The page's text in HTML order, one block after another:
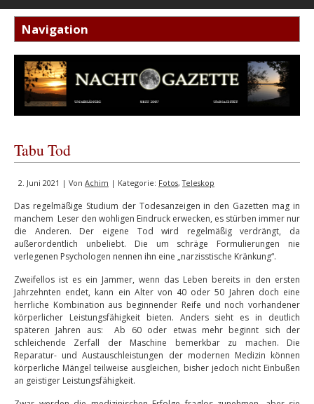
Tabu Tod
2. Juni 2021 | Von Achim | Kategorie: Fotos,Teleskop
Das regelmäßige Studium der Todesanzeigen in den Gazetten mag in
manchem Leser den wohligen Eindruck erwecken, es stürben immer nur
die Anderen. Der eigene Tod wird regelmäßig verdrängt, da
außerordentlich unbeliebt. Die um schräge Formulierungen nie
verlegenen Psychologen nennen ihn eine „narzisstische Kränkung“.
Zweifellos ist es ein Jammer, wenn das Leben bereits in den ersten
Jahrzehnten endet, kann ein Alter von 40 oder 50 Jahren doch eine
herrliche Kombination aus beginnender Reife und noch vorhandener
körperlicher Leistungsfähigkeit bieten. Anders sieht es in deutlich
späteren Jahren aus: Ab 60 oder etwas mehr beginnt sich der
schleichende Zerfall der Maschine bemerkbar zu machen. Die
Reparatur- und Austauschleistungen der modernen Medizin können
körperliche Mängel teilweise ausgleichen, bisher jedoch nicht Einbußen
an geistiger Leistungsfähigkeit.